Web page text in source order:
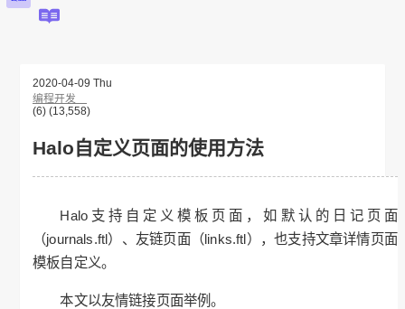
资源分享
开发工具
静态资源站
2020-04-09 Thu
编程开发
(6) (13,558)
Halo自定义页面的使用方法
Halo支持自定义模板页面，如默认的日记页面
（journals.ftl）、友链页面（links.ftl），也支持文章详情页面
模板自定义。
本文以友情链接页面举例。